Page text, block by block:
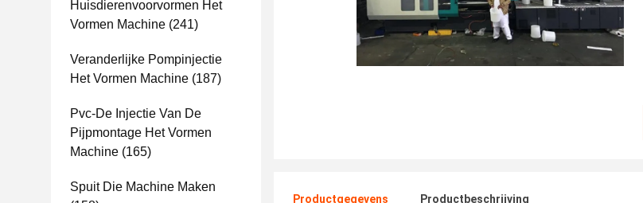
Huisdierenvoorvormen Het
Vormen Machine (241)
Veranderlijke Pompinjectie
Het Vormen Machine (187)
Pvc-De Injectie Van De
Pijpmontage Het Vormen
Machine (165)
Spuit Die Machine Maken
Productgegevens Productbeschrijving